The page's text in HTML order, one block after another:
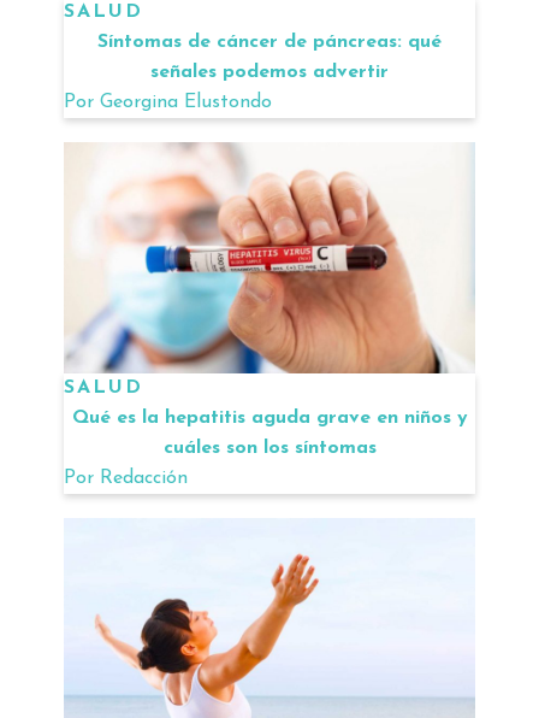
SALUD
Síntomas de cáncer de páncreas: qué
señales podemos advertir
Por Georgina Elustondo
SALUD
Qué es la hepatitis aguda grave en niños y
cuáles son los síntomas
Por Redacción